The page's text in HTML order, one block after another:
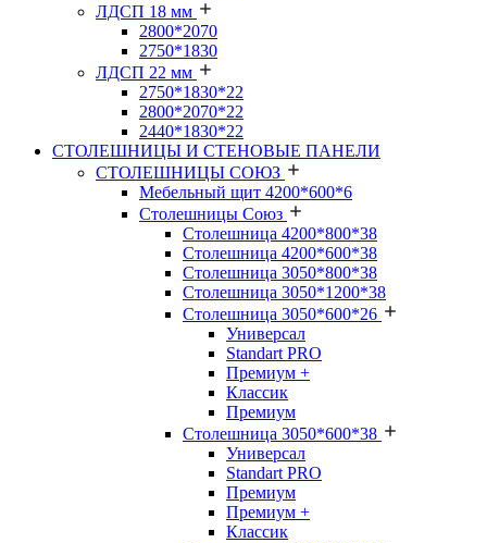
ЛДСП 18 мм
2800*2070
2750*1830
ЛДСП 22 мм
2750*1830*22
2800*2070*22
2440*1830*22
СТОЛЕШНИЦЫ И СТЕНОВЫЕ ПАНЕЛИ
СТОЛЕШНИЦЫ СОЮЗ
Мебельный щит 4200*600*6
Столешницы Союз
Столешница 4200*800*38
Столешница 4200*600*38
Столешница 3050*800*38
Столешница 3050*1200*38
Столешница 3050*600*26
Универсал
Standart PRO
Премиум +
Классик
Премиум
Столешница 3050*600*38
Универсал
Standart PRO
Премиум
Премиум +
Классик